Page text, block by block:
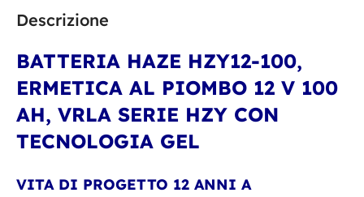
Descrizione
BATTERIA HAZE HZY12-100,
ERMETICA AL PIOMBO 12 V 100
AH, VRLA SERIE HZY CON
TECNOLOGIA GEL
VITA DI PROGETTO 12 ANNI A